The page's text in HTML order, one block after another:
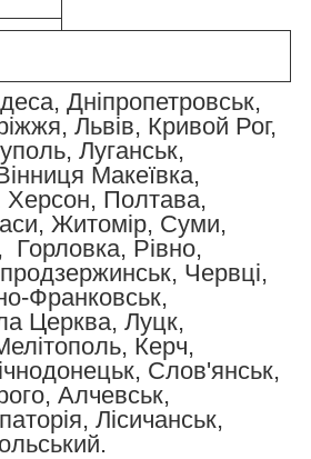
Дніпропетровськ,
Львів, Кривой Рог,
Луганськ,
Макеївка,
Полтава,
Житомір, Суми,
Рівно,
Червці,
Франковськ,
Церква, Луцк,
Керч,
Слов'янськ,
Алчевськ,
Лісичанськ,